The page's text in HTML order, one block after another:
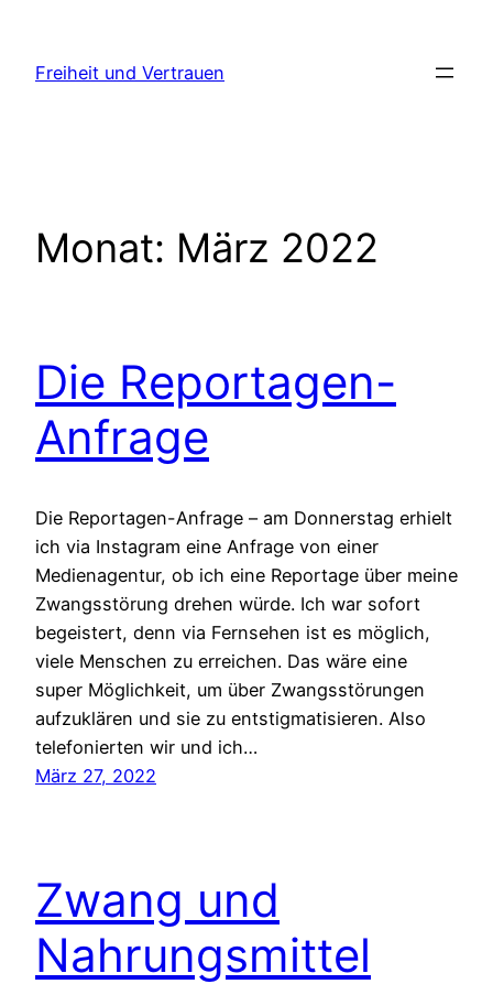
springen
Freiheit und Vertrauen
Monat: März 2022
Die Reportagen-
Anfrage
Die Reportagen-Anfrage – am Donnerstag erhielt
ich via Instagram eine Anfrage von einer
Medienagentur, ob ich eine Reportage über meine
Zwangsstörung drehen würde. Ich war sofort
begeistert, denn via Fernsehen ist es möglich,
viele Menschen zu erreichen. Das wäre eine
super Möglichkeit, um über Zwangsstörungen
aufzuklären und sie zu entstigmatisieren. Also
telefonierten wir und ich…
März 27, 2022
Zwang und
Nahrungsmittel